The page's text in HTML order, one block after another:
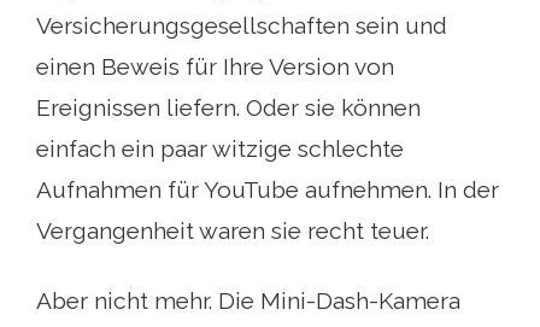
Versicherungsgesellschaften sein und
einen Beweis für Ihre Version von
Ereignissen liefern. Oder sie können
einfach ein paar witzige schlechte
Aufnahmen für YouTube aufnehmen. In der
Vergangenheit waren sie recht teuer.
Aber nicht mehr. Die Mini-Dash-Kamera